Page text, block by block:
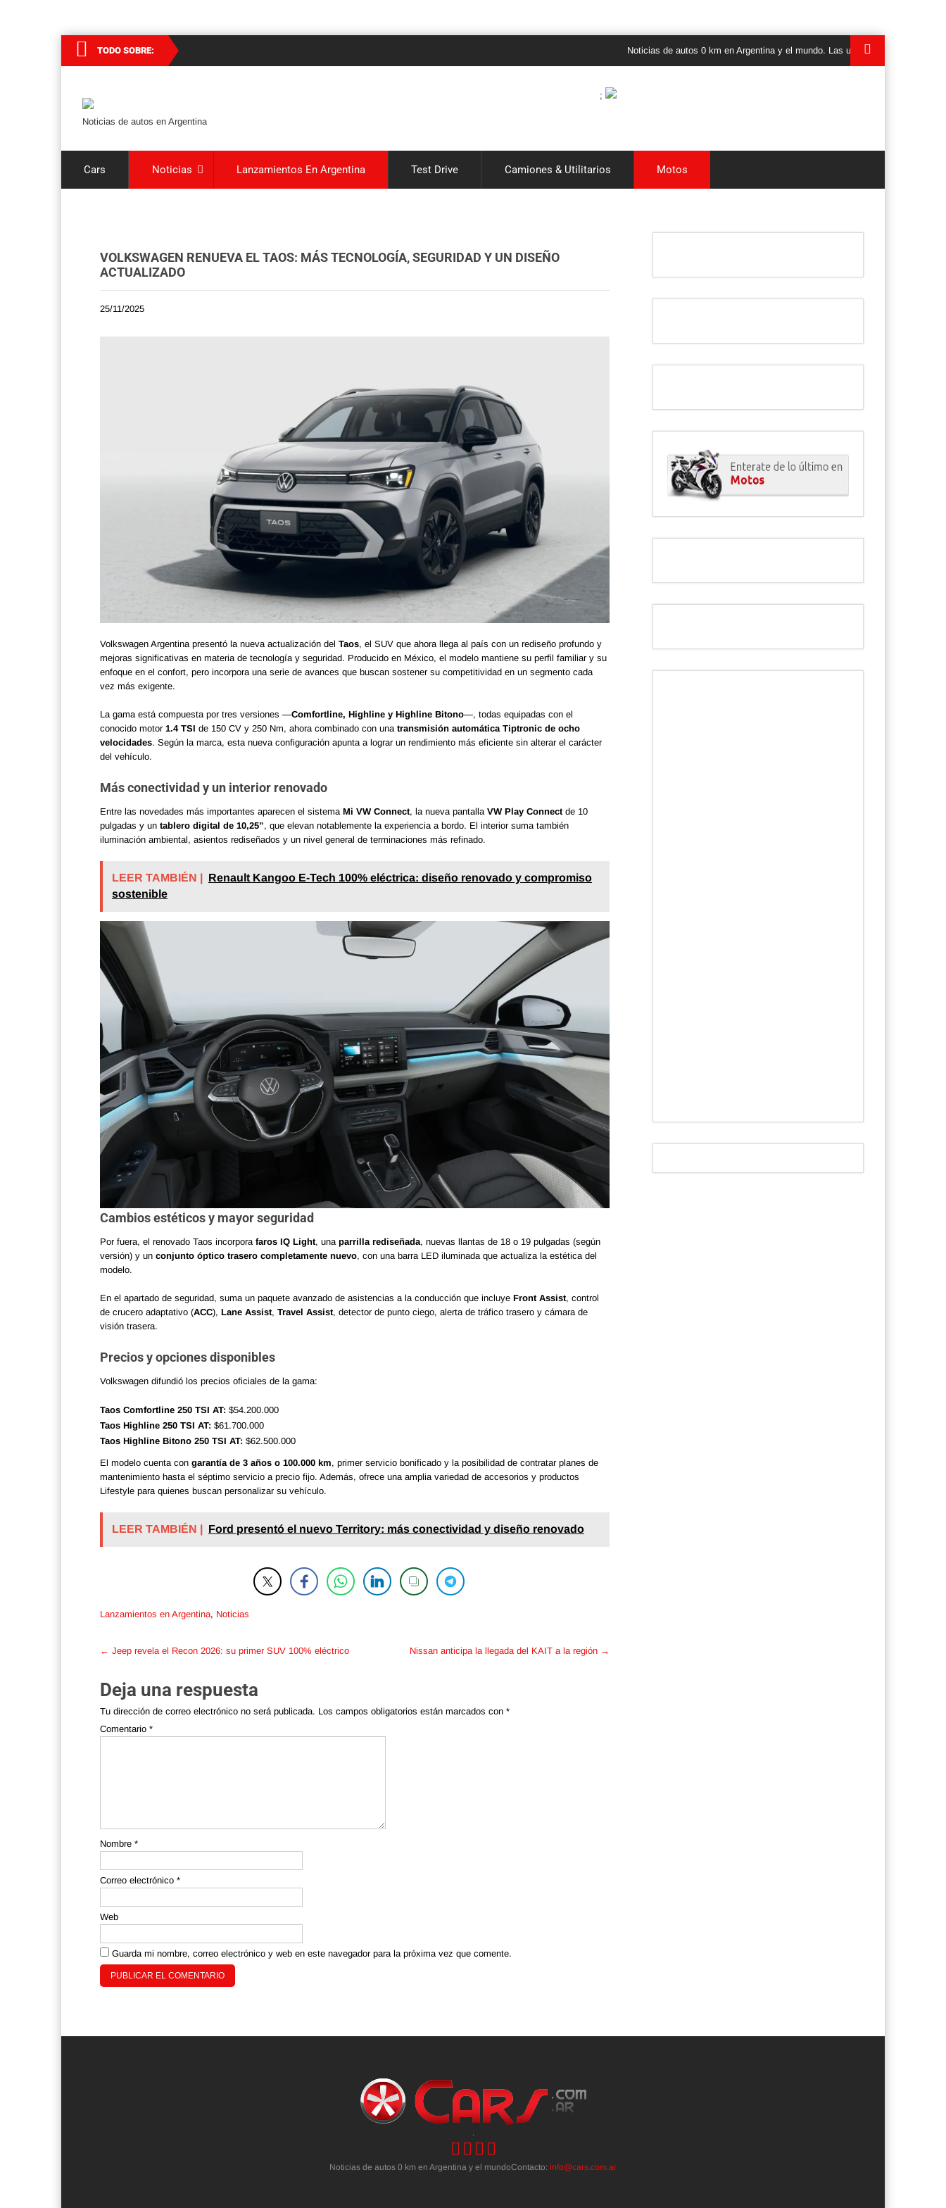
TODO SOBRE: Noticias de autos 0 km en Argentina y el mundo. Las ultimas novedades,
Noticias de autos en Argentina
;
Cars Noticias Lanzamientos En Argentina Test Drive Camiones & Utilitarios Motos
VOLKSWAGEN RENUEVA EL TAOS: MÁS TECNOLOGÍA, SEGURIDAD Y UN DISEÑO
ACTUALIZADO
25/11/2025
Volkswagen Argentina presentó la nueva actualización del Taos, el SUV que ahora llega al país con un rediseño profundo y
mejoras significativas en materia de tecnología y seguridad. Producido en México, el modelo mantiene su perfil familiar y su
enfoque en el confort, pero incorpora una serie de avances que buscan sostener su competitividad en un segmento cada
vez más exigente.
La gama está compuesta por tres versiones —Comfortline, Highline y Highline Bitono—, todas equipadas con el
conocido motor 1.4 TSI de 150 CV y 250 Nm, ahora combinado con una transmisión automática Tiptronic de ocho
velocidades. Según la marca, esta nueva configuración apunta a lograr un rendimiento más eficiente sin alterar el carácter
del vehículo.
Más conectividad y un interior renovado
Entre las novedades más importantes aparecen el sistema Mi VW Connect, la nueva pantalla VW Play Connectde 10
pulgadas y un tablero digital de 10,25”, que elevan notablemente la experiencia a bordo. El interior suma también
iluminación ambiental, asientos rediseñados y un nivel general de terminaciones más refinado.
LEER TAMBIÉN | Renault Kangoo E-Tech 100% eléctrica: diseño renovado y compromiso
sostenible
Cambios estéticos y mayor seguridad
Por fuera, el renovado Taos incorpora faros IQ Light, una parrilla rediseñada, nuevas llantas de 18 o 19 pulgadas (según
versión) y un conjunto óptico trasero completamente nuevo, con una barra LED iluminada que actualiza la estética del
modelo.
En el apartado de seguridad, suma un paquete avanzado de asistencias a la conducción que incluye Front Assist, control
de crucero adaptativo (ACC), Lane Assist, Travel Assist, detector de punto ciego, alerta de tráfico trasero y cámara de
visión trasera.
Precios y opciones disponibles
Volkswagen difundió los precios oficiales de la gama:
Taos Comfortline 250 TSI AT: $54.200.000
Taos Highline 250 TSI AT: $61.700.000
Taos Highline Bitono 250 TSI AT: $62.500.000
El modelo cuenta con garantía de 3 años o 100.000 km, primer servicio bonificado y la posibilidad de contratar planes de
mantenimiento hasta el séptimo servicio a precio fijo. Además, ofrece una amplia variedad de accesorios y productos
Lifestyle para quienes buscan personalizar su vehículo.
LEER TAMBIÉN | Ford presentó el nuevo Territory: más conectividad y diseño renovado
Lanzamientos en Argentina, Noticias
Post
← Jeep revela el Recon 2026: su primer SUV 100% eléctrico Nissan anticipa la llegada del KAIT a la región →
Deja una respuesta
Tu dirección de correo electrónico no será publicada. Los campos obligatorios están marcados con *
Comentario *
Nombre *
Correo electrónico *
Web
Guarda mi nombre, correo electrónico y web en este navegador para la próxima vez que comente.
.
Noticias de autos 0 km en Argentina y el mundoContacto: info@cars.com.ar